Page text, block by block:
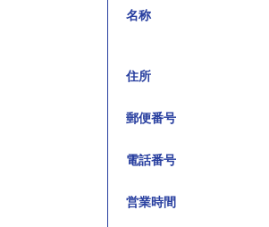
名称
住所
郵便番号
電話番号
営業時間